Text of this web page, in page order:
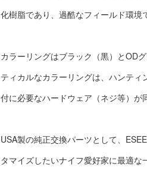
化樹脂であり、過酷なフィールド環境
カラーリングはブラック（黒）とOD
ティカルなカラーリングは、ハンテ
付に必要なハードウェア（ネジ等）が
USA製の純正交換パーツとして、
タマイズしたいナイフ愛好家に最適な